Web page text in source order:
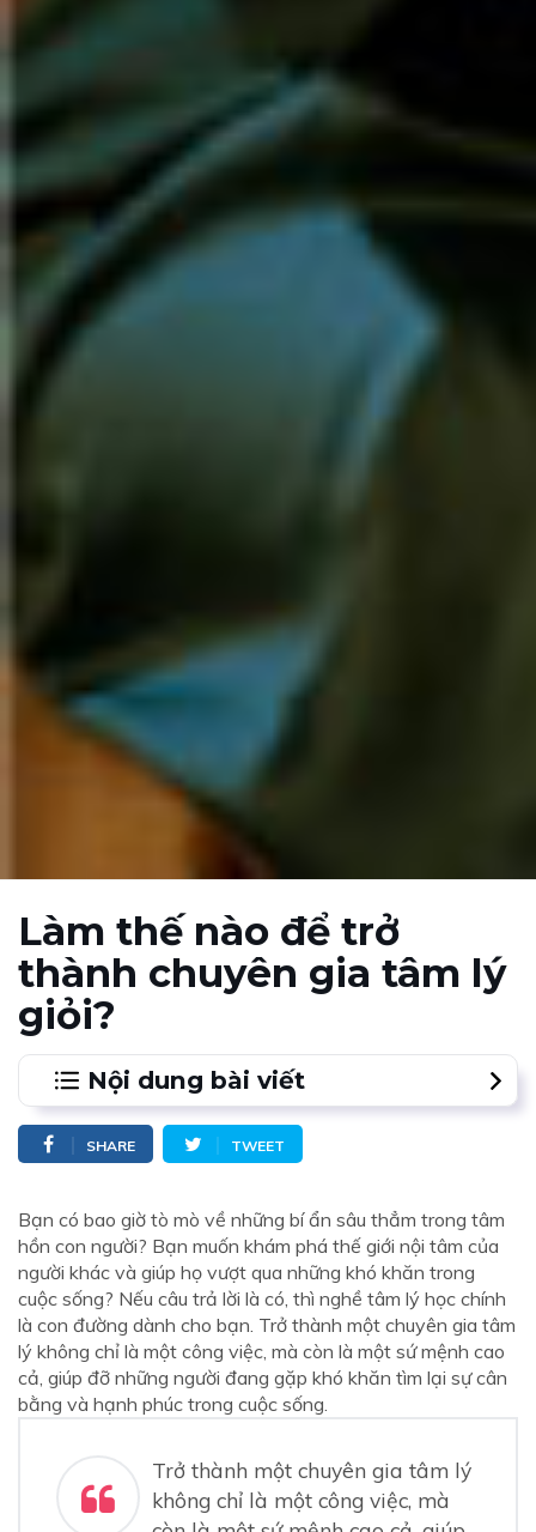
Làm thế nào để trở
thành chuyên gia tâm lý
giỏi?
Nội dung bài viết
Nhà tâm lý học là gì?
Thực hành thực tế và học hỏi kinh nghiệm
Học cao học (Thạc sĩ và Tiến sĩ)
Chứng chỉ hành nghề
Các lĩnh vực ứng dụng và cơ hội nghề nghiệp
3.Làm chuyên gia Tâm lý học có khó không?
SHARE TWEET
Bạn có bao giờ tò mò về những bí ẩn sâu thẳm trong tâm
hồn con người? Bạn muốn khám phá thế giới nội tâm của
người khác và giúp họ vượt qua những khó khăn trong
cuộc sống? Nếu câu trả lời là có, thì nghề tâm lý học chính
là con đường dành cho bạn. Trở thành một chuyên gia tâm
lý không chỉ là một công việc, mà còn là một sứ mệnh cao
cả, giúp đỡ những người đang gặp khó khăn tìm lại sự cân
bằng và hạnh phúc trong cuộc sống.
Trở thành một chuyên gia tâm lý
không chỉ là một công việc, mà